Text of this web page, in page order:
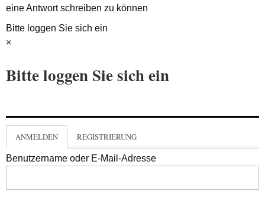
eine Antwort schreiben zu können
Bitte loggen Sie sich ein
×
Bitte loggen Sie sich ein
ANMELDEN REGISTRIERUNG
Benutzername oder E-Mail-Adresse